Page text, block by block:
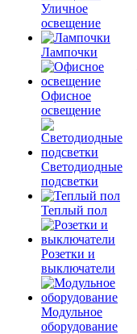
Уличное
освещение
Лампочки
Офисное
освещение
Светодиодные
подсветки
Теплый пол
Розетки и
выключатели
Модульное
оборудование